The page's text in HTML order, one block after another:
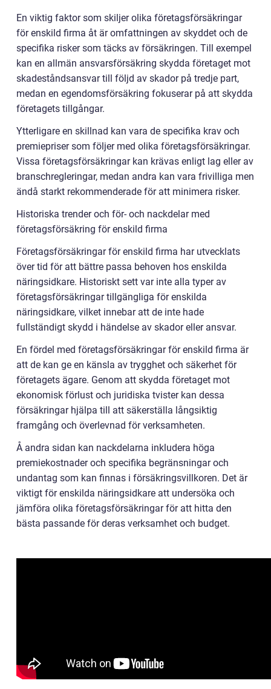
En viktig faktor som skiljer olika företagsförsäkringar
för enskild firma åt är omfattningen av skyddet och de
specifika risker som täcks av försäkringen. Till exempel
kan en allmän ansvarsförsäkring skydda företaget mot
skadeståndsansvar till följd av skador på tredje part,
medan en egendomsförsäkring fokuserar på att skydda
företagets tillgångar.
Ytterligare en skillnad kan vara de specifika krav och
premiepriser som följer med olika företagsförsäkringar.
Vissa företagsförsäkringar kan krävas enligt lag eller av
branschregleringar, medan andra kan vara frivilliga men
ändå starkt rekommenderade för att minimera risker.
Historiska trender och för- och nackdelar med
företagsförsäkring för enskild firma
Företagsförsäkringar för enskild firma har utvecklats
över tid för att bättre passa behoven hos enskilda
näringsidkare. Historiskt sett var inte alla typer av
företagsförsäkringar tillgängliga för enskilda
näringsidkare, vilket innebar att de inte hade
fullständigt skydd i händelse av skador eller ansvar.
En fördel med företagsförsäkringar för enskild firma är
att de kan ge en känsla av trygghet och säkerhet för
företagets ägare. Genom att skydda företaget mot
ekonomisk förlust och juridiska tvister kan dessa
försäkringar hjälpa till att säkerställa långsiktig
framgång och överlevnad för verksamheten.
Å andra sidan kan nackdelarna inkludera höga
premiekostnader och specifika begränsningar och
undantag som kan finnas i försäkringsvillkoren. Det är
viktigt för enskilda näringsidkare att undersöka och
jämföra olika företagsförsäkringar för att hitta den
bästa passande för deras verksamhet och budget.